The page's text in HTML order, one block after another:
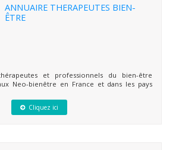
ANNUAIRE THERAPEUTES BIEN-
ÊTRE
et professionnels du bien-être
Neo-bienêtre en France et dans les pays
Cliquez ici